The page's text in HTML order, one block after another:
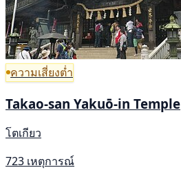
ความเสี่ยงต่ำ
Takao-san Yakuō-in Temple
โตเกียว
723 เหตุการณ์